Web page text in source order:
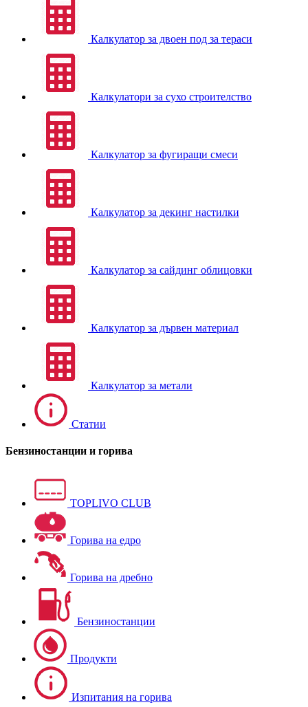
Калкулатор за двоен под за тераси
Калкулатори за сухо строителство
Калкулатор за фугиращи смеси
Калкулатор за декинг настилки
Калкулатор за сайдинг облицовки
Калкулатор за дървен материал
Калкулатор за метали
Статии
Бензиностанции и горива
TOPLIVO CLUB
Горива на едро
Горива на дребно
Бензиностанции
Продукти
Изпитания на горива